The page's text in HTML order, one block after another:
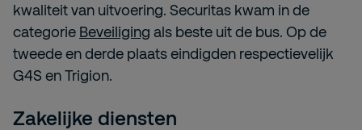
kwaliteit van uitvoering. Securitas kwam in de
categorie Beveiliging als beste uit de bus. Op de
tweede en derde plaats eindigden respectievelijk
G4S en Trigion.
Zakelijke diensten